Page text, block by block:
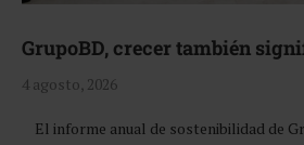
GrupoBD, crecer también
4 agosto, 2026
El informe anual de sostenibilidad de